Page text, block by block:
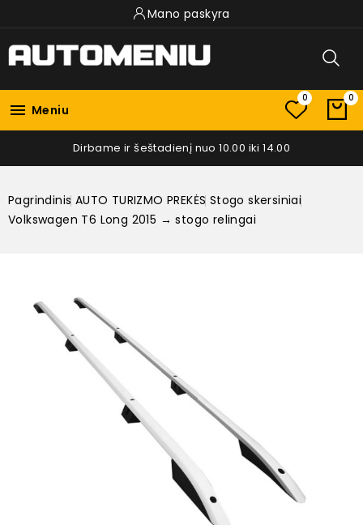
Mano paskyra
 Meniu
0 0
Dirbame ir šeštadienį nuo 10.00 iki 14.00
Pagrindinis AUTO TURIZMO PREKĖS Stogo skersiniai
Volkswagen T6 Long 2015 → stogo relingai